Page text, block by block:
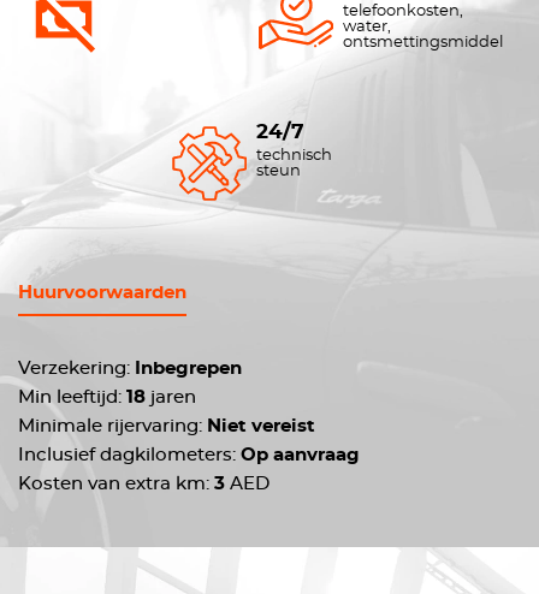
telefoonkosten,
water,
ontsmettingsmiddel
24/7
technisch
steun
Huurvoorwaarden
Verzekering:
Inbegrepen
Min leeftijd: 18 jaren
Minimale rijervaring: Niet vereist
Inclusief dagkilometers: Op aanvraag
Kosten van extra km: 3 AED